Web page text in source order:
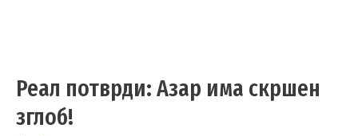
Реал потврди: Азар има скршен
зглоб!